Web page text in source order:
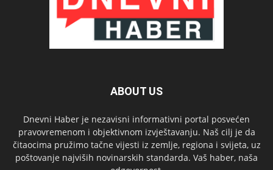
ABOUT US
Dnevni Haber je nezavisni informativni portal posvećen
pravovremenom i objektivnom izvještavanju. Naš cilj je da
čitaocima pružimo tačne vijesti iz zemlje, regiona i svijeta, uz
poštovanje najviših novinarskih standarda. Vaš haber, naša